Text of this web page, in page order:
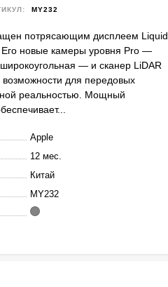
MY232
потрясающим дисплеем Liquid
Его новые камеры уровня Pro —
— и сканер LiDAR
для передовых
реальностью. Мощный
Apple
12 мес.
Китай
MY232